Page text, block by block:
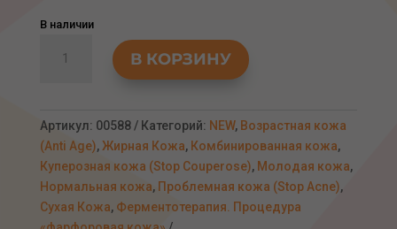
В наличии
товара
Ферментативная
маска
«Фарфоровая
кожа»,
200мл
В КОРЗИНУ
Артикул: 00588 Категорий: NEW, Возрастная кожа
(Anti Age),Жирная Кожа, Комбинированная кожа,
Куперозная кожа (Stop Couperose), Молодая кожа,
Нормальная кожа, Проблемная кожа (Stop Acne),
Сухая Кожа, Ферментотерапия. Процедура